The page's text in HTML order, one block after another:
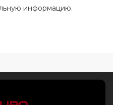
информацию.